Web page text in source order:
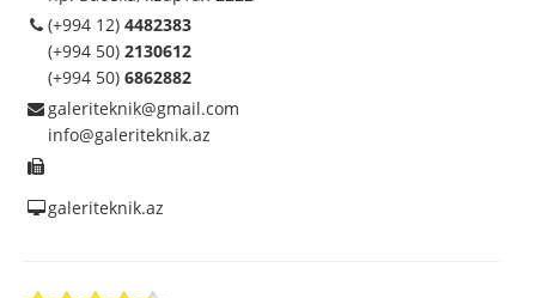
(+994 12) 4482383
(+994 50) 2130612
(+994 50) 6862882
galeriteknik@gmail.com
info@galeriteknik.az
galeriteknik.az